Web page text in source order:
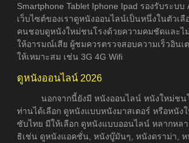
Smartphone Tablet Iphone Ipad รองรับระบบ
เว็บไซต์ของเราดูหนังออนไลน์เป็นหนึ่งในตัวเ
คนชอบดูหนังใหม่ชนโรงด้วยความคมชัดและไ
ให้อารมณ์เสีย ผู้ชมควรตรวจสอบความเร็วอินเ
ให้เหมาะสม เช่น 3G 4G Wifi
ดูหนังออนไลน์ 2026
นอกจากนี้ยังมี หนังออนไลน์ หนังใหม่ชนโ
ท่านได้เลือก ดูหนังแบบหนังมาสเตอร์ หรือหนัง
ซับไทย มีให้เลือก ดูหนังแบบออนไลน์ หลากหล
ธิเช่น ดูหนังแอคชั่น, หนังบู๊มันๆ, หนังดราม่า, ห